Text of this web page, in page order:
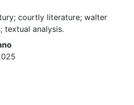
courtly literature; walter
textual analysis.